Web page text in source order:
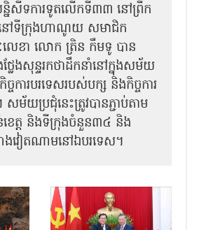
ន្និសីទការទូតលើកទី៣៣ នៅព្រឹក
នៅទីក្រុងហាណូយ សមាជិក
លេខា លោក ត្រិន កឹម​ទូ បាន
ែងសុន្ទរកថាដឹកនាំនៅក្នុងសម័យ
ច​ការបរទេសរបស់​បក្ស និងកិច្ច​ការ
ម័យប្រជុំនេះត្រូវបានភ្ជាប់តាម
ត្ត និងទីក្រុងចំនួន៣៤ និង
វៀតណាមនៅឯ​បរទេស។